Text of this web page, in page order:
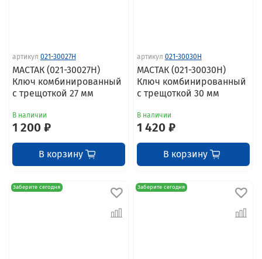
артикул 021-30027H
МАСТАК (021-30027H)
Ключ комбинированный
с трещоткой 27 мм
В наличии
1 200 ₽
В корзину
артикул 021-30030H
МАСТАК (021-30030H)
Ключ комбинированный
с трещоткой 30 мм
В наличии
1 420 ₽
В корзину
Заберите сегодня Заберите сегодня